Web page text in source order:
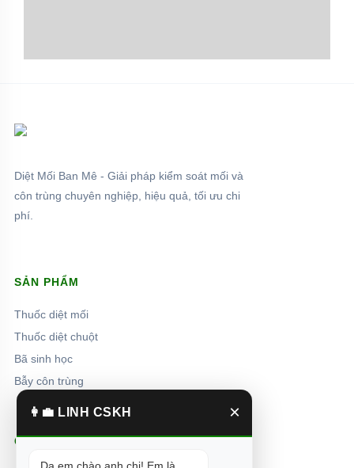
👩‍💼 LINH CSKH ×
Diệt Mối Ban Mê - Giải pháp kiểm soát mối và
côn trùng chuyên nghiệp, hiệu quả, tối ưu chi
phí.
SẢN PHẨM
Thuốc diệt mối
Thuốc diệt chuột
Bã sinh học
Bẫy côn trùng
CHÍNH SÁCH